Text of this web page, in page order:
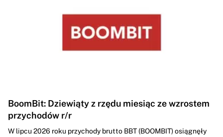
BoomBit: Dziewiąty z rzędu miesiąc ze wzrostem
przychodów r/r
W lipcu 2026 roku przychody brutto BBT (BOOMBIT) osiągnęły